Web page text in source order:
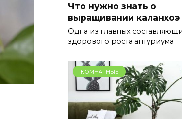
Что нужно знать о
выращивании
Одна из главных
здорового роста антуриума
КОМНАТНЫЕ